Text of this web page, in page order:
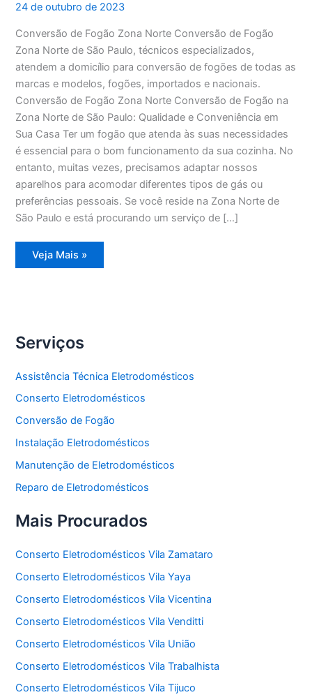
24 de outubro de 2023
Conversão de Fogão Zona Norte Conversão de Fogão
Zona Norte de São Paulo, técnicos especializados,
atendem a domicílio para conversão de fogões de todas as
marcas e modelos, fogões, importados e nacionais.
Conversão de Fogão Zona Norte Conversão de Fogão na
Zona Norte de São Paulo: Qualidade e Conveniência em
Sua Casa Ter um fogão que atenda às suas necessidades
é essencial para o bom funcionamento da sua cozinha. No
entanto, muitas vezes, precisamos adaptar nossos
aparelhos para acomodar diferentes tipos de gás ou
preferências pessoais. Se você reside na Zona Norte de
São Paulo e está procurando um serviço de […]
Conversão
de
Veja Mais »
Serviços
Assistência Técnica Eletrodomésticos
Conserto Eletrodomésticos
Conversão de Fogão
Instalação Eletrodomésticos
Manutenção de Eletrodomésticos
Reparo de Eletrodomésticos
Mais Procurados
Conserto Eletrodomésticos Vila Zamataro
Conserto Eletrodomésticos Vila Yaya
Conserto Eletrodomésticos Vila Vicentina
Conserto Eletrodomésticos Vila Venditti
Conserto Eletrodomésticos Vila União
Conserto Eletrodomésticos Vila Trabalhista
Conserto Eletrodomésticos Vila Tijuco